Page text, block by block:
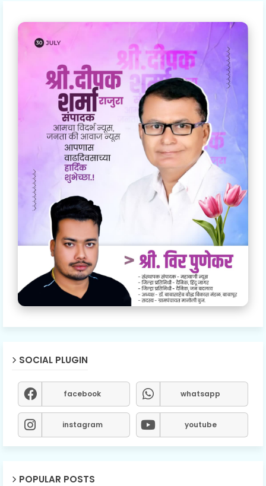
SOCIAL PLUGIN
facebook whatsapp
instagram youtube
POPULAR POSTS